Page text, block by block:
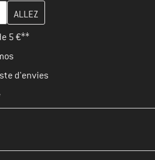
ici et créez votre compte client à la
5 €**
d'envies